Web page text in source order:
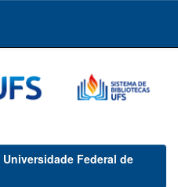
Federal de